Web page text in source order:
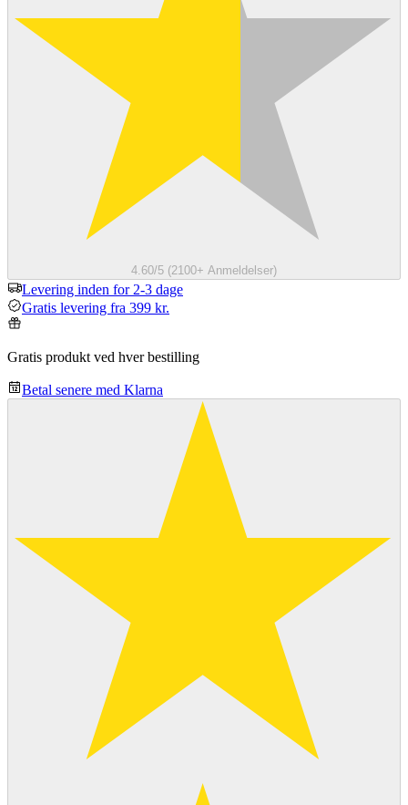
4.60/5 (2100+ Anmeldelser)
Levering inden for 2-3 dage
Gratis levering fra 399 kr.
Gratis produkt ved hver bestilling
Betal senere med Klarna